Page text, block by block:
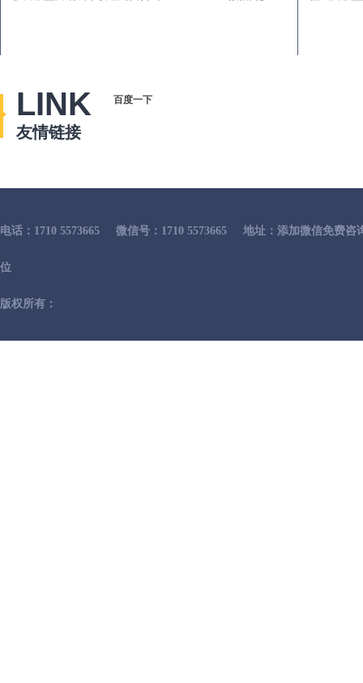
LINK
友情链接
百度一下
电话：1710 5573665 微信号：1710 5573665 地址：添加微信免费咨
位
版权所有：